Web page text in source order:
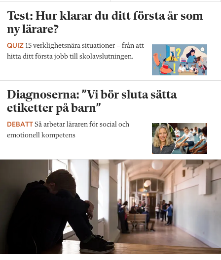
Test: Hur klarar du ditt första år som
ny lärare?
QUIZ 15 verklighetsnära situationer – från att
hitta ditt första jobb till skolavslutningen.
Diagnoserna: ”Vi bör sluta sätta
etiketter på barn”
DEBATT Så arbetar läraren för social och
emotionell kompetens